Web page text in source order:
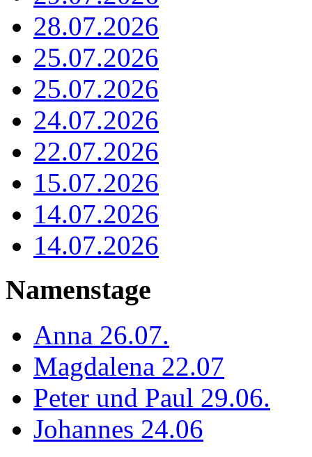
28.07.2026
25.07.2026
25.07.2026
24.07.2026
22.07.2026
15.07.2026
14.07.2026
14.07.2026
Namenstage
Anna 26.07.
Magdalena 22.07
Peter und Paul 29.06.
Johannes 24.06